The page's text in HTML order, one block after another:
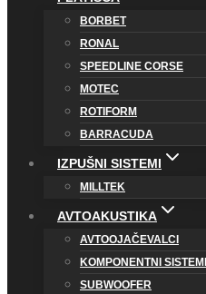
BORBET
RONAL
SPEEDLINE CORSE
MOTEC
ROTIFORM
BARRACUDA
IZPUŠNI SISTEMI
MILLTEK
AVTOAKUSTIKA
AVTOOJAČEVALCI
KOMPONENTNI SISTEMI
SUBWOOFER